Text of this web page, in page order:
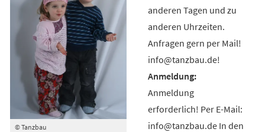
© Tanzbau
anderen Tagen und zu
anderen Uhrzeiten.
Anfragen gern per Mail!
info@tanzbau.de!
Anmeldung
erforderlich! Per E-Mail:
info@tanzbau.de In den